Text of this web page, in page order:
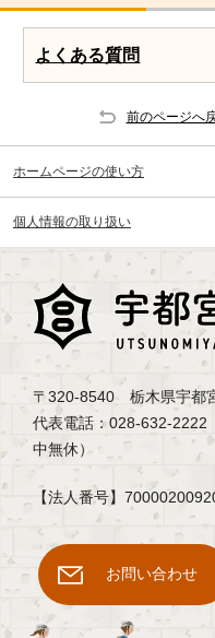
よくある質問
前のページへ
ホームページの使い方
個人情報の取り扱い
〒320-8540 栃木県宇都
代表電話：028-632-2222
中無休）
【法人番号】
お問い合わせ